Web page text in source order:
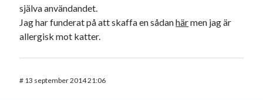
själva användandet.
Jag har funderat på att skaffa en sådanhärmen jag är
allergisk mot katter.
# 13 september 2014 21:06